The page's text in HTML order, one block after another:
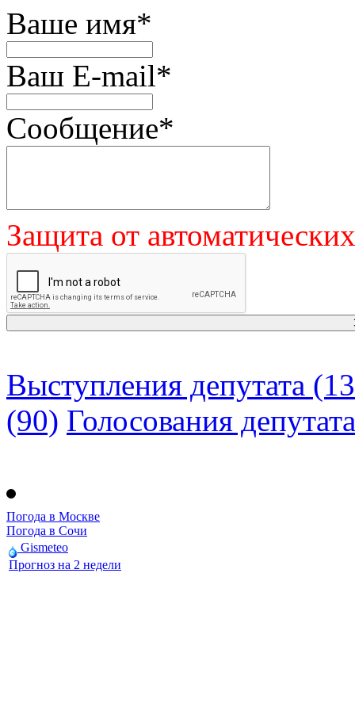
Ваше имя*
Ваш E-mail*
Сообщение*
Защита от
Выступления депутата
(90) Голосования депутата
Погода в Москве
Погода в Сочи
Gismeteo
Прогноз на 2 недели